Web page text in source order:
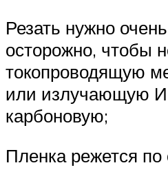
Резать нужно
осторожно, чтобы
токопроводящую
или излучающую
карбоновую;
Пленка режется по